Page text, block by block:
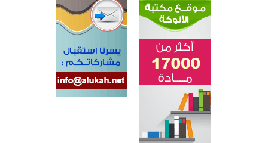
اختتام الدورة التاسعة لمسابقة حفظ وتلاوة القرآن الكريم في أزناكاييف